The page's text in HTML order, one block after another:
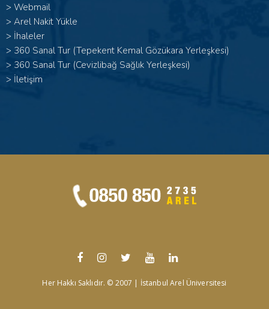
> Webmail
> Arel Nakit Yükle
> İhaleler
> 360 Sanal Tur (Tepekent Kemal Gözükara Yerleşkesi)
> 360 Sanal Tur (Cevizlibağ Sağlık Yerleşkesi)
> İletişim
Her Hakkı Saklıdır. © 2007 | İstanbul Arel Üniversitesi